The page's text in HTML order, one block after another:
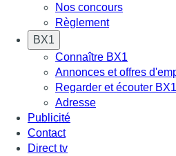
Nos concours
Règlement
BX1
Connaître BX1
Annonces et offres
Regarder et écouter BX1
Adresse
Publicité
Contact
Direct tv